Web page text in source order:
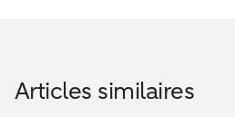
Articles similaires